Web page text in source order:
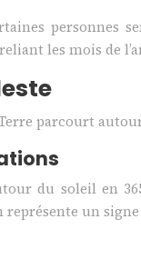
personnes
les mois de
parcourt
du soleil en
un